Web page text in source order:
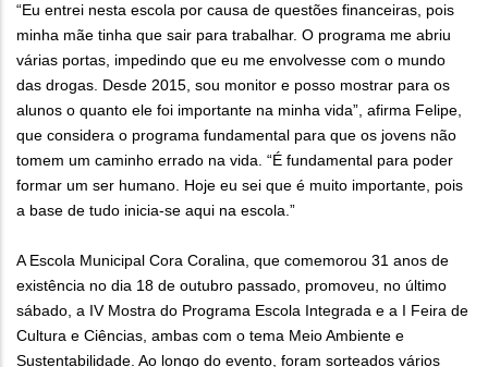
“Eu entrei nesta escola por causa de questões financeiras, pois
minha mãe tinha que sair para trabalhar. O programa me abriu
várias portas, impedindo que eu me envolvesse com o mundo
das drogas. Desde 2015, sou monitor e posso mostrar para os
alunos o quanto ele foi importante na minha vida”, afirma Felipe,
que considera o programa fundamental para que os jovens não
tomem um caminho errado na vida. “É fundamental para poder
formar um ser humano. Hoje eu sei que é muito importante, pois
a base de tudo inicia-se aqui na escola.”
A Escola Municipal Cora Coralina, que comemorou 31 anos de
existência no dia 18 de outubro passado, promoveu, no último
sábado, a IV Mostra do Programa Escola Integrada e a I Feira de
Cultura e Ciências, ambas com o tema Meio Ambiente e
Sustentabilidade. Ao longo do evento, foram sorteados vários